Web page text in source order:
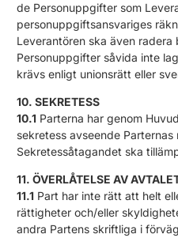
de Personuppgifter som
personuppgiftsansvariges
Leverantören ska även
Personuppgifter såvida inte
krävs enligt unionsrätt eller
10. SEKRETESS
10.1 Parterna har genom
sekretess avseende Parternas
Sekretessåtagandet ska
11. ÖVERLÅTELSE AV
11.1 Part har inte rätt att helt
rättigheter och/eller
andra Partens skriftliga i